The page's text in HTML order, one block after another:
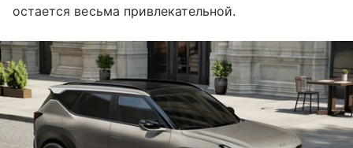
остается весьма привлекательной.